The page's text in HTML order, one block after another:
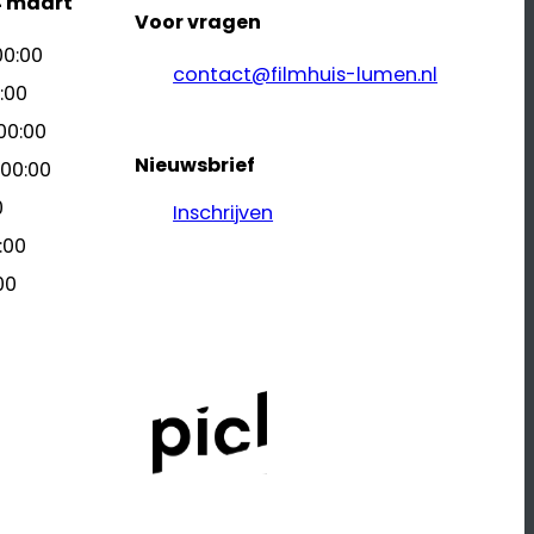
Voor vragen
contact@filmhuis-lumen.nl
Nieuwsbrief
Inschrijven